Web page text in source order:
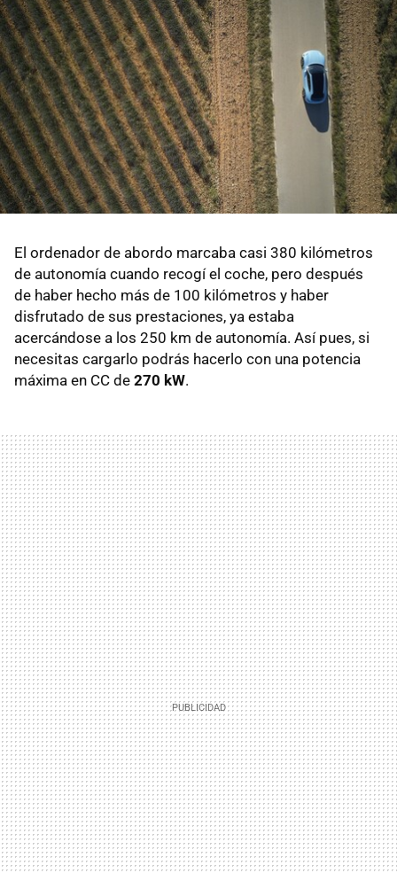
El ordenador de abordo marcaba casi 380 kilómetros
de autonomía cuando recogí el coche, pero después
de haber hecho más de 100 kilómetros y haber
disfrutado de sus prestaciones, ya estaba
acercándose a los 250 km de autonomía. Así pues, si
necesitas cargarlo podrás hacerlo con una potencia
máxima en CC de 270 kW.